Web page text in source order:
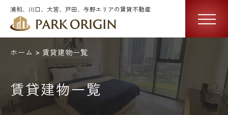
浦和、川口、大宮、戸田、与野エリアの賃貸不動産
ホーム 賃貸建物一覧
賃貸建物一覧